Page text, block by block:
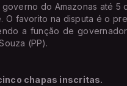
do Amazonas até 5
O favorito na disputa é o
a função de
(PP).
chapas inscritas.